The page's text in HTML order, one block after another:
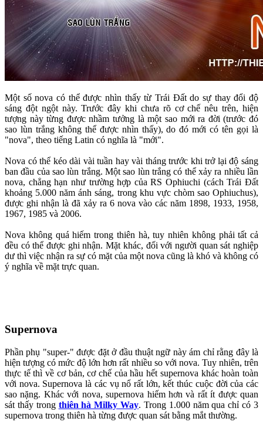
Một số nova có thể được nhìn thấy từ Trái Đất do sự thay đổi độ
sáng đột ngột này. Trước đây khi chưa rõ cơ chế nêu trên, hiện
tượng này từng được nhầm tưởng là một sao mới ra đời (trước đó
sao lùn trắng không thể được nhìn thấy), do đó mới có tên gọi là
"nova", theo tiếng Latin có nghĩa là "mới".
Nova có thể kéo dài vài tuần hay vài tháng trước khi trở lại độ sáng
ban đầu của sao lùn trắng. Một sao lùn trắng có thể xảy ra nhiều lần
nova, chẳng hạn như trường hợp của RS Ophiuchi (cách Trái Đất
khoảng 5.000 năm ánh sáng, trong khu vực chòm sao Ophiuchus),
được ghi nhận là đã xảy ra 6 nova vào các năm 1898, 1933, 1958,
1967, 1985 và 2006.
Nova không quá hiếm trong thiên hà, tuy nhiên không phải tất cả
đều có thể được ghi nhận. Mặt khác, đối với người quan sát nghiệp
dư thì việc nhận ra sự có mặt của một nova cũng là khó và không có
ý nghĩa về mặt trực quan.
Supernova
Phần phụ "super-" được đặt ở đầu thuật ngữ này ám chỉ rằng đây là
hiện tượng có mức độ lớn hơn rất nhiều so với nova. Tuy nhiên, trên
thực tế thì về cơ bản, cơ chế của hầu hết supernova khác hoàn toàn
với nova. Supernova là các vụ nổ rất lớn, kết thúc cuộc đời của các
sao nặng. Khác với nova, supernova hiếm hơn và rất ít được quan
sát thấy trong thiên hà Milky Way. Trong 1.000 năm qua chỉ có 3
supernova trong thiên hà từng được quan sát bằng mắt thường.